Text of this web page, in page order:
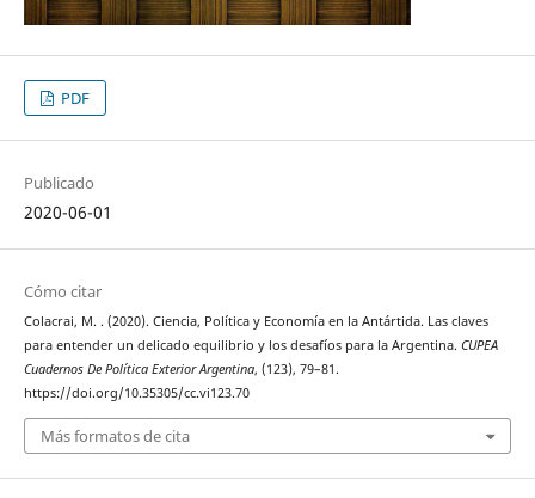
PDF
Publicado
2020-06-01
Cómo citar
Colacrai, M. . (2020). Ciencia, Política y Economía en la Antártida. Las claves
para entender un delicado equilibrio y los desafíos para la Argentina. CUPEA
Cuadernos De Política Exterior Argentina, (123), 79–81.
https://doi.org/10.35305/cc.vi123.70
Más formatos de cita